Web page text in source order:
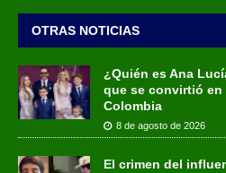
OTRAS NOTICIAS
¿Quién es Ana
que se convirtió en
Colombia
8 de agosto de 2026
El crimen del